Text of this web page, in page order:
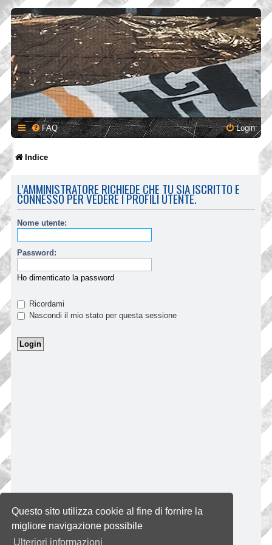
Questo sito utilizza cookie al fine di fornire la
migliore navigazione possibile
Ulteriori informazioni
FAQ Login
Indice
L’AMMINISTRATORE RICHIEDE CHE TU SIA ISCRITTO E
CONNESSO PER VEDERE I PROFILI UTENTE.
Nome utente:
Password:
Ho dimenticato la password
Ricordami
Nascondi il mio stato per questa sessione